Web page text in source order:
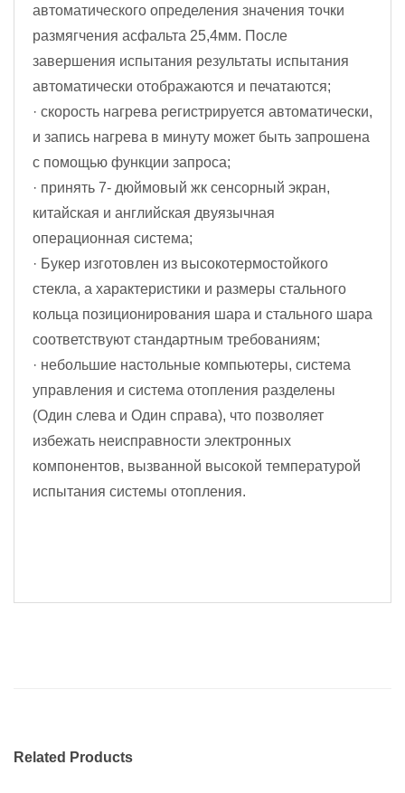
автоматического определения значения точки
размягчения асфальта 25,4мм. После
завершения испытания результаты испытания
автоматически отображаются и печатаются;
· скорость нагрева регистрируется автоматически,
и запись нагрева в минуту может быть запрошена
с помощью функции запроса;
· принять 7- дюймовый жк сенсорный экран,
китайская и английская двуязычная
операционная система;
· Букер изготовлен из высокотермостойкого
стекла, а характеристики и размеры стального
кольца позиционирования шара и стального шара
соответствуют стандартным требованиям;
· небольшие настольные компьютеры, система
управления и система отопления разделены
(Один слева и Один справа), что позволяет
избежать неисправности электронных
компонентов, вызванной высокой температурой
испытания системы отопления.
Related Products